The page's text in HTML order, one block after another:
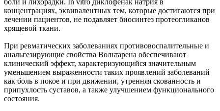
концентрациях, эквивалентных тем, которые достигаются при
лечении пациентов, не подавляет биосинтез протеогликанов
хрящевой ткани.
При ревматических заболеваниях противовоспалительные и
анальгезирующие свойства Вольтарена обеспечивают
клинический эффект, характеризующийся значительным
уменьшением выраженности таких проявлений заболеваний
как боль в покое и при движении, утренняя скованность и
припухлость суставов, а также улучшением функционального
состояния.